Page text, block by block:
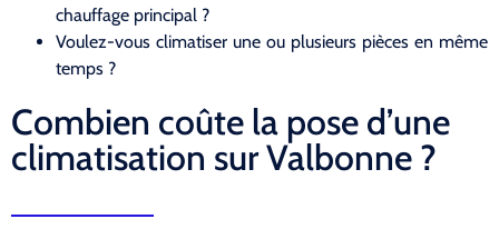
chauffage principal ?
Voulez-vous climatiser une ou plusieurs pièces en même
temps ?
Combien coûte la pose d’une
climatisation sur Valbonne ?